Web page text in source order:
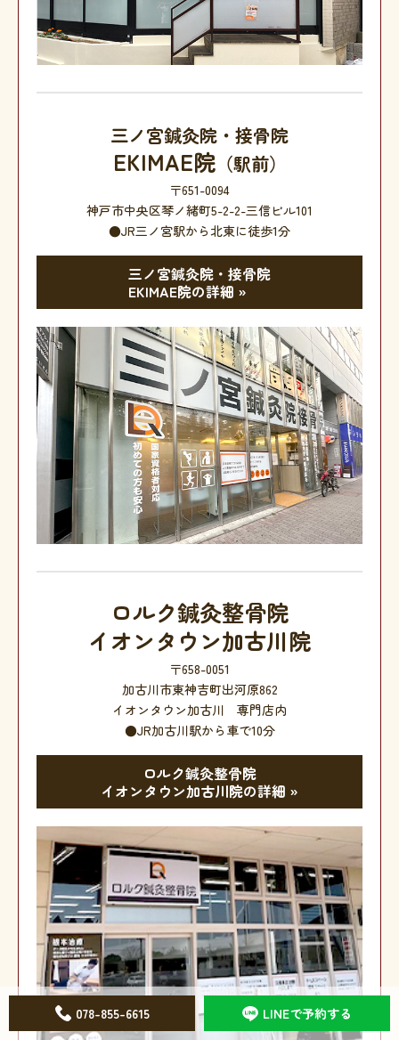
三ノ宮鍼灸院・接骨院
EKIMAE院（駅前）
〒651-0094
神戸市中央区琴ノ緒町5-2-2-三信ビル101
●JR三ノ宮駅から北東に徒歩1分
三ノ宮鍼灸院・接骨院
EKIMAE院の詳細 »
ロルク鍼灸整骨院
イオンタウン加古川院
〒658-0051
加古川市東神吉町出河原862
イオンタウン加古川 専門店内
●JR加古川駅から車で10分
ロルク鍼灸整骨院
イオンタウン加古川院の詳細 »
078-855-6615 LINEで予約する